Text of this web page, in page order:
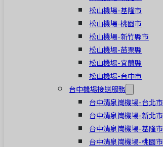
松山機場-基隆市
松山機場-桃園市
松山機場-新竹縣市
松山機場-苗栗縣
松山機場-宜蘭縣
松山機場-台中市
台中機場接送服務
台中清泉崗機場-台北市
台中清泉崗機場-新北市
台中清泉崗機場-基隆市
台中清泉崗機場-桃園市